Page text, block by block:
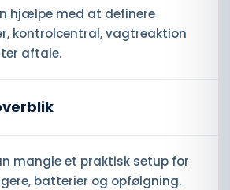
hjælpe med at definere
kontrolcentral, vagtreaktion
aftale.
mangle et praktisk setup for
batterier og opfølgning.